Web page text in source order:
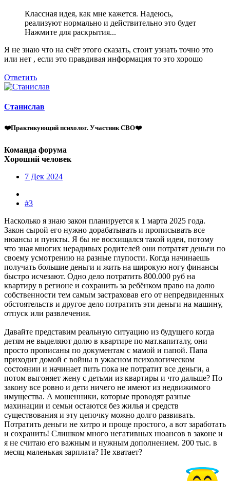
Классная идея, как мне кажется. Надеюсь,
реализуют нормально и действительно это будет
Нажмите для раскрытия...
Я не знаю что на счёт этого сказать, стоит узнать точно это
или нет , если это правдивая информация то это хорошо
Ответить
Станислав
❤️Практикующий психолог. Участник СВО❤️
Команда форума
Хороший человек
7 Дек 2024
#3
Насколько я знаю закон планируется к 1 марта 2025 года.
Закон сырой его нужно дорабатывать и прописывать все
нюансы и пункты. Я бы не восхищался такой идеи, потому
что зная многих нерадивых родителей они потратят деньги по
своему усмотрению на разные глупости. Когда начинаешь
получать большие деньги и жить на широкую ногу финансы
быстро исчезают. Одно дело потратить 800.000 руб на
квартиру в регионе и сохранить за ребёнком право на долю
собственности тем самым застраховав его от непредвиденных
обстоятельств и другое дело потратить эти деньги на машину,
отпуск или развлечения.
Давайте представим реальную ситуацию из будущего когда
детям не выделяют долю в квартире по мат.капиталу, они
просто прописаны по документам с мамой и папой. Папа
приходит домой с войны в ужасном психологическом
состоянии и начинает пить пока не потратит все деньги, а
потом выгоняет жену с детьми из квартиры и что дальше? По
закону все ровно и дети ничего не имеют из недвижимого
имущества. А мошенники, которые проводят разные
махинации и семьи остаются без жилья и средств
существования и эту цепочку можно долго развивать.
Потратить деньги не хитро и проще простого, а вот заработать
и сохранить! Слишком много негативных нюансов в законе и
я не считаю его важным и нужным дополнением. 200 тыс. в
месяц маленькая зарплата? Не хватает?